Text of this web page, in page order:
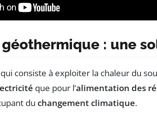
géothermique : une
consiste à exploiter la chaleur du
que pour l’alimentation des
du changement climatique.